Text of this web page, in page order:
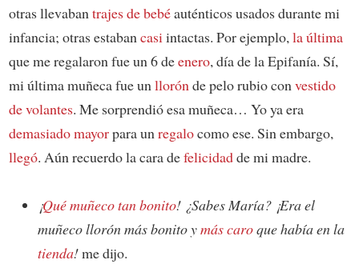
otras llevabantrajes de bebéauténticos usados durante mi
infancia; otras estabancasiintactas. Por ejemplo,la última
que me regalaron fue un 6 deenero, día de la Epifanía. Sí,
mi última muñeca fue unllorónde pelo rubio convestido
de volantes. Me sorprendió esa muñeca… Yo ya era
demasiado mayorpara unregalocomo ese. Sin embargo,
llegó. Aún recuerdo la cara defelicidadde mi madre.
¡Qué muñeco tan bonito! ¿Sabes María? ¡Era el
muñeco llorón más bonito ymás caroque había en la
tienda!me dijo.